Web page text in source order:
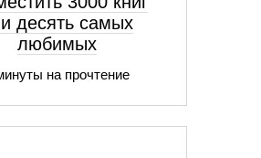
десять самых
любимых
на прочтение